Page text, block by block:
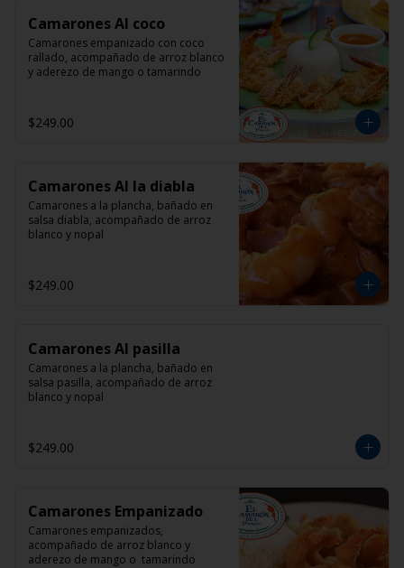
Camarones Al coco
Camarones empanizado con coco
rallado, acompañado de arroz blanco
y aderezo de mango o tamarindo
$249.00
Camarones Al la diabla
Camarones a la plancha, bañado en
salsa diabla, acompañado de arroz
blanco y nopal
$249.00
Camarones Al pasilla
Camarones a la plancha, bañado en
salsa pasilla, acompañado de arroz
blanco y nopal
$249.00
Camarones Empanizado
Camarones empanizados,
acompañado de arroz blanco y
aderezo de mango o  tamarindo